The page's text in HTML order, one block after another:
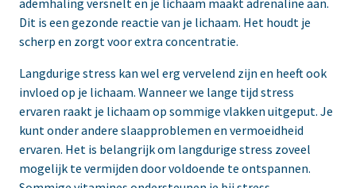
ademhaling versnelt en je lichaam maakt adrenaline aan.
Dit is een gezonde reactie van je lichaam. Het houdt je
scherp en zorgt voor extra concentratie.
Langdurige stress kan wel erg vervelend zijn en heeft ook
invloed op je lichaam. Wanneer we lange tijd stress
ervaren raakt je lichaam op sommige vlakken uitgeput. Je
kunt onder andere slaapproblemen en vermoeidheid
ervaren. Het is belangrijk om langdurige stress zoveel
mogelijk te vermijden door voldoende te ontspannen.